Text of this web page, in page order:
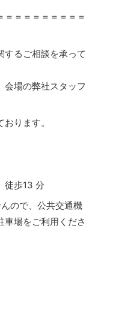
＝＝＝＝＝＝＝＝＝
するご相談を承って
会場の弊社スタッフ
ります。
徒歩13 分
ので、公共交通機
場をご利用くださ